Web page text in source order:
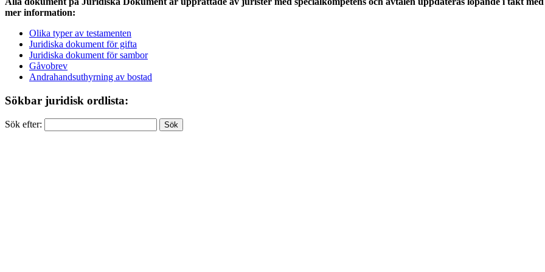
mer information:
Olika typer av testamenten
Juridiska dokument för gifta
Juridiska dokument för sambor
Gåvobrev
Andrahandsuthyrning av bostad
Sökbar juridisk ordlista:
Sök efter: